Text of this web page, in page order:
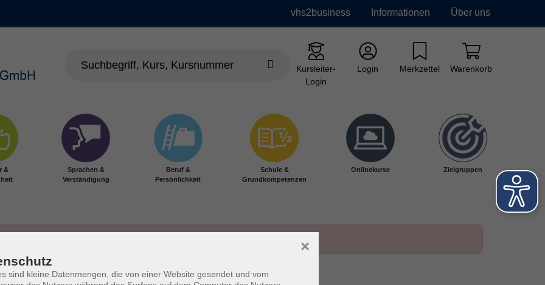
vhs2business Informationen Über uns
Kursleiter-
Login
Login Merkzettel Warenkorb
&
Sprachen &
Verständigung
Beruf &
Persönlichkeit
Schule &
Grundkompetenzen
Onlinekurse Zielgruppen
sind kleine Datenmengen, die von einer Website gesendet und vom
×